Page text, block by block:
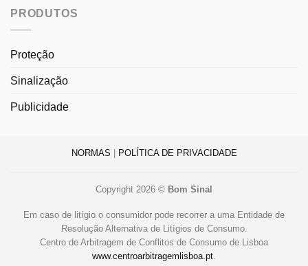
PRODUTOS
Proteção
Sinalização
Publicidade
NORMAS POLÍTICA DE PRIVACIDADE
Copyright 2026 © Bom Sinal
Em caso de litígio o consumidor pode recorrer a uma Entidade de
Resolução Alternativa de Litígios de Consumo.
Centro de Arbitragem de Conflitos de Consumo de Lisboa
www.centroarbitragemlisboa.pt